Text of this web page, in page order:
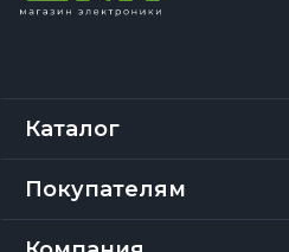
Каталог
Покупателям